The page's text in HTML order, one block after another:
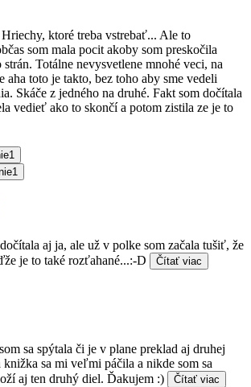
ktoré treba vstrebať... Ale to
som mala pocit akoby som preskočila
Totálne nevysvetlene mnohé veci, na
aha toto je takto, bez toho aby sme vedeli
Skáče z jedného na druhé. Fakt som dočítala
vedieť ako to skončí a potom zistila ze je to
1
1
aj ja, ale už v polke som začala tušiť, že
je to také rozťahané...:-D
Čítať viac
sa spýtala či je v plane preklad aj druhej
knižka sa mi veľmi páčila a nikde som sa
aj ten druhý diel. Ďakujem :)
Čítať viac